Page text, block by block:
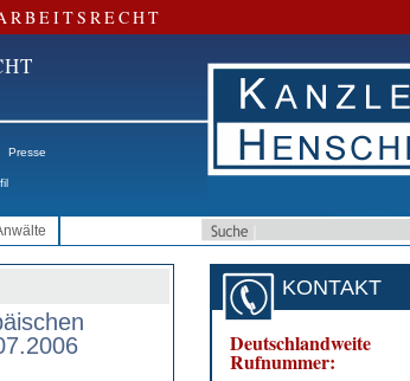
Presse
KONTAKT
Deutschlandweite
Rufnummer: